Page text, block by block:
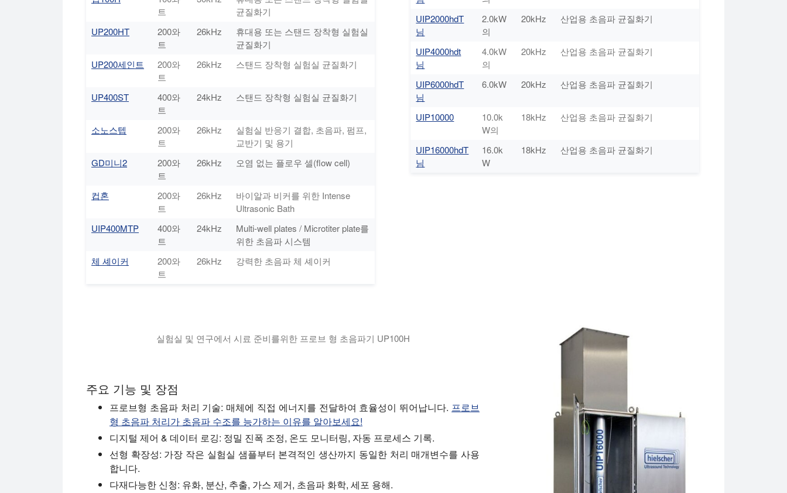
트
균질화기
UP200HT
200와
트
26kHz
휴대용 또는 스탠드 장착형 실험실
균질화기
UP200세인트
200와
트
26kHz 스탠드 장착형 실험실 균질화기
UP400ST
400와
트
24kHz 스탠드 장착형 실험실 균질화기
소노스텝
200와
트
26kHz
실험실 반응기 결합, 초음파, 펌프,
교반기 및 용기
GD미니2
200와
트
26kHz 오염 없는 플로우 셀(flow cell)
컵혼
200와
트
26kHz
바이알과 비커를 위한 Intense
Ultrasonic Bath
UIP400MTP
400와
트
24kHz
Multi-well plates / Microtiter plate를
위한 초음파 시스템
체 셰이커
200와
트
26kHz 강력한 초음파 체 셰이커
UIP2000hdT
님
2.0kW
의
20kHz 산업용 초음파 균질화기
UIP4000hdt
님
4.0kW
의
20kHz 산업용 초음파 균질화기
UIP6000hdT
님
6.0kW 20kHz 산업용 초음파 균질화기
UIP10000
10.0k
W의
18kHz 산업용 초음파 균질화기
UIP16000hdT
님
16.0k
W
18kHz 산업용 초음파 균질화기
실험실 및 연구에서 시료 준비를위한 프로브 형 초음파기 UP100H
Hielscher UP100H는 최대 500mL 부피의 작은 샘플을 초음파 처리하는 이상적인 초음파 균질화기입니다. 초음파 프로브 UP100H의 일반적인 응용 분야에는 시료 준비
주요 기능 및 장점
프로브형 초음파 처리 기술: 매체에 직접 에너지를 전달하여 효율성이 뛰어납니다. 프로브
형 초음파 처리가 초음파 수조를 능가하는 이유를 알아보세요!
디지털 제어 & 데이터 로깅: 정밀 진폭 조정, 온도 모니터링, 자동 프로세스 기록.
선형 확장성: 가장 작은 실험실 샘플부터 본격적인 생산까지 동일한 처리 매개변수를 사용
합니다.
다재다능한 신청: 유화, 분산, 추출, 가스 제거, 초음파 화학, 세포 용해.